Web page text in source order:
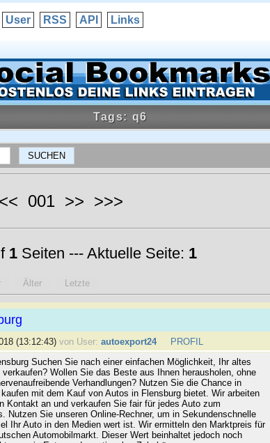
User RSS API Links
Tags: q6
001 >> >>>
1Seiten --- Aktuelle Seite: 1
Älter Letzte
(13:12:43) von User: autoexport24
PROFIL
Suchen Sie nach einer einfachen Möglichkeit, Ihr altes
Wollen Sie das Beste aus Ihnen herausholen, ohne
Verhandlungen? Nutzen Sie die Chance in
mit dem Kauf von Autos in Flensburg bietet. Wir arbeiten
Kontakt an und verkaufen Sie fair für jedes Auto zum
Nutzen Sie unseren Online-Rechner, um in Sekundenschnelle
Ihr Auto in den Medien wert ist. Wir ermitteln den Marktpreis für
Automobilmarkt. Dieser Wert beinhaltet jedoch noch